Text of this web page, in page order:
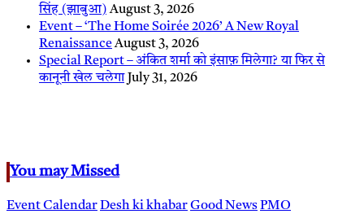
सिंह (झाबुआ) August 3, 2026
Event – ‘The Home Soirée 2026’ A New Royal
RenaissanceAugust 3, 2026
Special Report – अंकित शर्मा को इंसाफ़ मिलेगा? या फिर से
कानूनी खेल चलेगा July 31, 2026
You may Missed
Event CalendarDesh ki khabarGood NewsPMO